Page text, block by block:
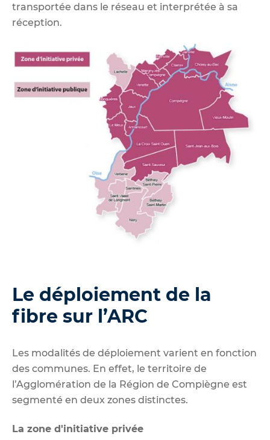
transportée dans le réseau et interprétée à sa
réception.
Le déploiement de la
fibre sur l’ARC
Les modalités de déploiement varient en fonction
des communes. En effet, le territoire de
l’Agglomération de la Région de Compiègne est
segmenté en deux zones distinctes.
La zone d'initiative privée